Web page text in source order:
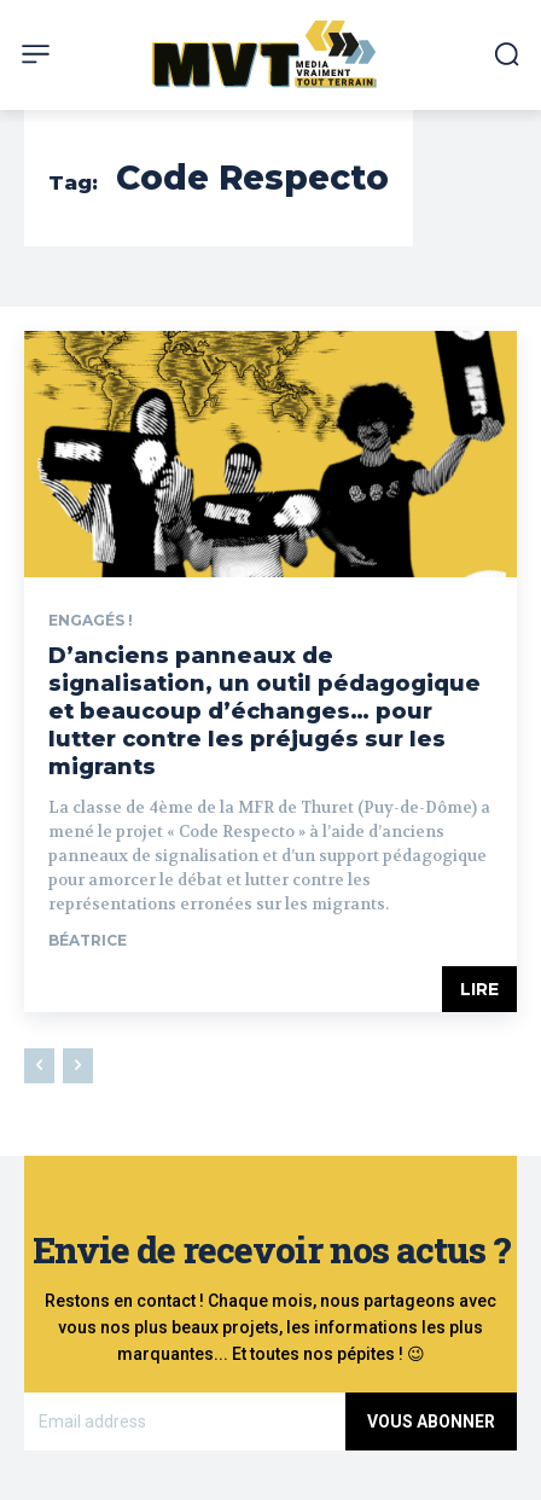
Tag: Code Respecto
ENGAGÉS !
D’anciens panneaux de
signalisation, un outil pédagogique
et beaucoup d’échanges… pour
lutter contre les préjugés sur les
migrants
La classe de 4ème de la MFR de Thuret (Puy-de-Dôme) a
mené le projet « Code Respecto » à l’aide d’anciens
panneaux de signalisation et d’un support pédagogique
pour amorcer le débat et lutter contre les
représentations erronées sur les migrants.
BÉATRICE
LIRE
Envie de recevoir nos actus ?
Restons en contact ! Chaque mois, nous partageons avec
vous nos plus beaux projets, les informations les plus
marquantes... Et toutes nos pépites ! 😉
VOUS ABONNER